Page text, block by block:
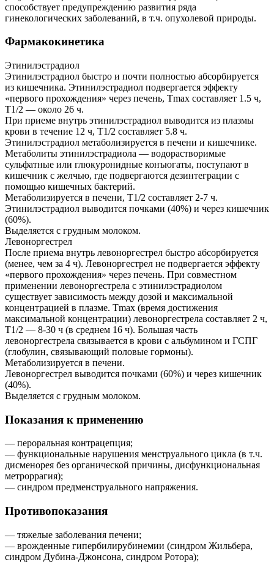
способствует предупреждению развития ряда
гинекологических заболеваний, в т.ч. опухолевой природы.
Фармакокинетика
Этинилэстрадиол
Этинилэстрадиол быстро и почти полностью абсорбируется
из кишечника. Этинилэстрадиол подвергается эффекту
«первого прохождения» через печень, Тmах составляет 1.5 ч,
T1/2 — около 26 ч.
При приеме внутрь этинилэстрадиол выводится из плазмы
крови в течение 12 ч, T1/2 составляет 5.8 ч.
Этинилэстрадиол метаболизируется в печени и кишечнике.
Метаболиты этинилэстрадиола — водорастворимые
сульфатные или глюкуронидные конъюгаты, поступают в
кишечник с желчью, где подвергаются дезинтеграции с
помощью кишечных бактерий.
Метаболизируется в печени, T1/2 составляет 2-7 ч.
Этинилэстрадиол выводится почками (40%) и через кишечник
(60%).
Выделяется с грудным молоком.
Левоноргестрел
После приема внутрь левоноргестрел быстро абсорбируется
(менее, чем за 4 ч). Левоноргестрел не подвергается эффекту
«первого прохождения» через печень. При совместном
применении левоноргестрела с этинилэстрадиолом
существует зависимость между дозой и максимальной
концентрацией в плазме. Тmах (время достижения
максимальной концентрации) левоноргестрела составляет 2 ч,
T1/2 — 8-30 ч (в среднем 16 ч). Большая часть
левоноргестрела связывается в крови с альбумином и ГСПГ
(глобулин, связывающий половые гормоны).
Метаболизируется в печени.
Левоноргестрел выводится почками (60%) и через кишечник
(40%).
Выделяется с грудным молоком.
Показания к применению
— пероральная контрацепция;
— функциональные нарушения менструального цикла (в т.ч.
дисменорея без органической причины, дисфункциональная
метроррагия);
— синдром предменструального напряжения.
Противопоказания
— тяжелые заболевания печени;
— врожденные гипербилирубинемии (синдром Жильбера,
синдром Дубина-Джонсона, синдром Ротора);